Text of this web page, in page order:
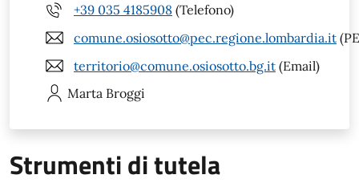
+39 035 4185908 (Telefono)
comune.osiosotto@pec.regione.lombardia.it
territorio@comune.osiosotto.bg.it (Email)
Marta Broggi
Strumenti di tutela